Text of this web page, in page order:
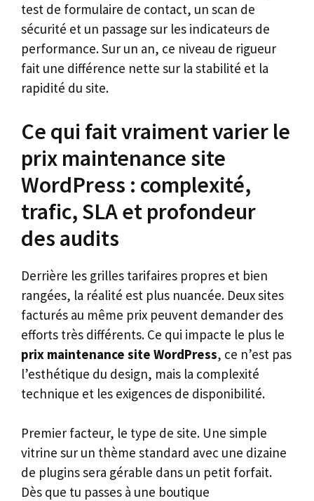
test de formulaire de contact, un scan de
sécurité et un passage sur les indicateurs de
performance. Sur un an, ce niveau de rigueur
fait une différence nette sur la stabilité et la
rapidité du site.
Ce qui fait vraiment varier le
prix maintenance site
WordPress : complexité,
trafic, SLA et profondeur
des audits
Derrière les grilles tarifaires propres et bien
rangées, la réalité est plus nuancée. Deux sites
facturés au même prix peuvent demander des
efforts très différents. Ce qui impacte le plus le
prix maintenance site WordPress, ce n’est pas
l’esthétique du design, mais la complexité
technique et les exigences de disponibilité.
Premier facteur, le type de site. Une simple
vitrine sur un thème standard avec une dizaine
de plugins sera gérable dans un petit forfait.
Dès que tu passes à une boutique